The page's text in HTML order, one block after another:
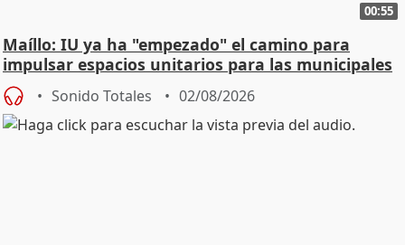
00:55
Maíllo: IU ya ha "empezado" el camino para
impulsar espacios unitarios para las municipales
Sonido Totales 02/08/2026